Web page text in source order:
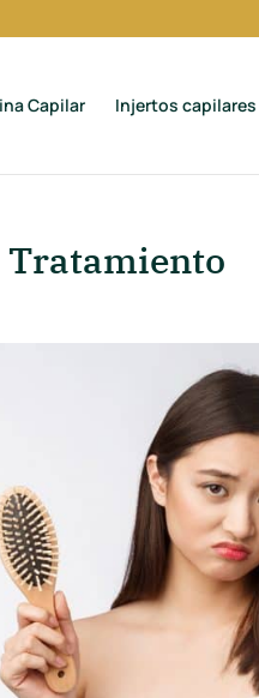
Capilar Injertos capilares
Tratamiento